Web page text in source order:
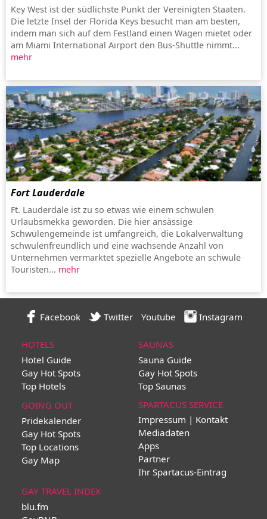
Key West ist der südlichste Punkt der Vereinigten Staaten.
Die letzte Insel der Florida Keys besucht man am besten,
indem man sich auf dem Festland einen Wagen mietet oder
am Miami International Airport den Bus-Shuttle nimmt...
mehr
Fort Lauderdale
Ft. Lauderdale ist zu so etwas wie einem schwulen
Urlaubsmekka geworden. Die hier ansässige
Schwulengemeinde ist umfangreich, die Lokalverwaltung
schwulenfreundlich und eine wachsende Anzahl von
Unternehmen vermarktet spezielle Angebote an schwule
Touristen... mehr
Facebook Twitter Youtube Instagram
HOTELS
Hotel Guide
Gay Hot Spots
Top Hotels
SAUNAS
Sauna Guide
Gay Hot Spots
Top Saunas
GOING OUT
Pridekalender
Gay Hot Spots
Top Locations
Gay Map
SPARTACUS SERVICE
Impressum | Kontakt
Mediadaten
Apps
Partner
Ihr Spartacus-Eintrag
GAY TRAVEL INDEX
blu.fm